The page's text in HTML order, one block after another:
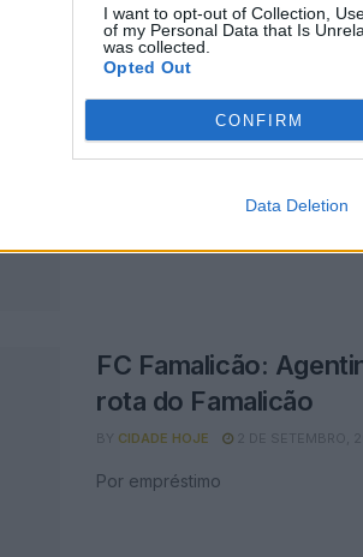
I want to opt-out of Collection,
of my Personal Data that Is
was collected.
Opted Out
CONFIRM
Data Deletion
Jogador do
com o FC Famalicão
FC Famalicão:
rota do Famalicão
BY CIDADE HOJE 2 DE SETEMBRO,
Por empréstimo